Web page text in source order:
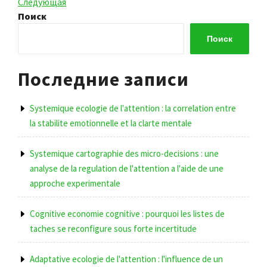
по
записям
запись
Поиск
Поиск
Последние записи
Systemique ecologie de l'attention : la correlation entre
la stabilite emotionnelle et la clarte mentale
Systemique cartographie des micro-decisions : une
analyse de la regulation de l'attention a l'aide de une
approche experimentale
Cognitive economie cognitive : pourquoi les listes de
taches se reconfigure sous forte incertitude
Adaptative ecologie de l'attention : l'influence de un